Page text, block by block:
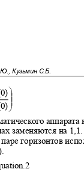
Кузьмин С.Б.



заменяются на
горизонтов